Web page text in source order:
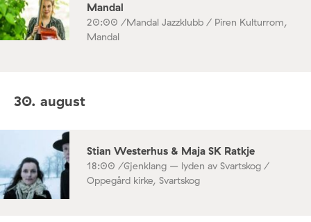
Mandal
20:00 /Mandal Jazzklubb / Piren Kulturrom,
Mandal
30. august
Stian Westerhus & Maja SK Ratkje
18:00 /Gjenklang – lyden av Svartskog /
Oppegård kirke, Svartskog